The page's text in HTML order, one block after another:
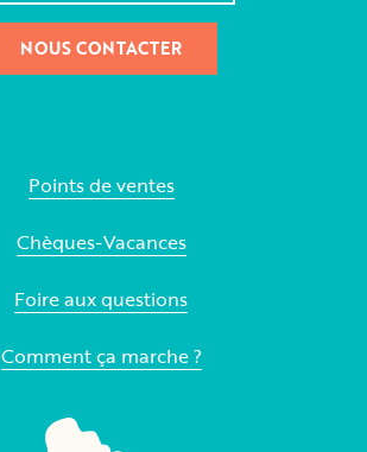
NOUS CONTACTER
Points de ventes
Chèques-Vacances
Foire aux questions
Comment ça marche ?